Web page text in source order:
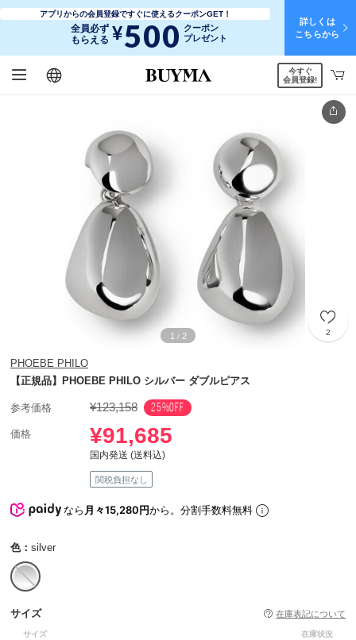
アプリからの会員登録ですぐに使えるクーポンGET！
全員必ず
もらえる ¥500 クーポン
プレゼント
詳しくは
こちらから
日本語
English
简体中文
繁體中文
今すぐ
会員登録!
1 / 2 2
PHOEBE PHILO
【正規品】PHOEBE PHILO シルバー ダブルピアス
参考価格 ¥123,158 25%OFF
価格 ¥91,685
国内発送 (送料込)
関税負担なし
なら月々15,280円から。分割手数料無料
色： silver
サイズ 在庫表記について
サイズ 在庫状況